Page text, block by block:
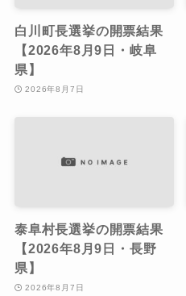
白川町長選挙の開票結果
【2026年8月9日・岐阜
県】
2026年8月7日
泰阜村長選挙の開票結果
【2026年8月9日・長野
県】
2026年8月7日